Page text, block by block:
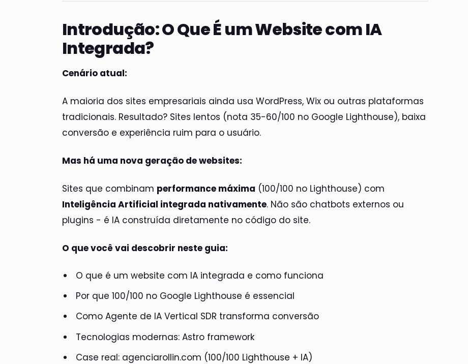
Introdução: O Que É um Website com IA
Integrada?
Cenário atual:
A maioria dos sites empresariais ainda usa WordPress, Wix ou outras plataformas
tradicionais. Resultado? Sites lentos (nota 35-60/100 no Google Lighthouse), baixa
conversão e experiência ruim para o usuário.
Mas há uma nova geração de websites:
Sites que combinam performance máxima (100/100 no Lighthouse) com
Inteligência Artificial integrada nativamente. Não são chatbots externos ou
plugins - é IA construída diretamente no código do site.
O que você vai descobrir neste guia:
O que é um website com IA integrada e como funciona
Por que 100/100 no Google Lighthouse é essencial
Como Agente de IA Vertical SDR transforma conversão
Tecnologias modernas: Astro framework
Case real: agenciarollin.com (100/100 Lighthouse + IA)